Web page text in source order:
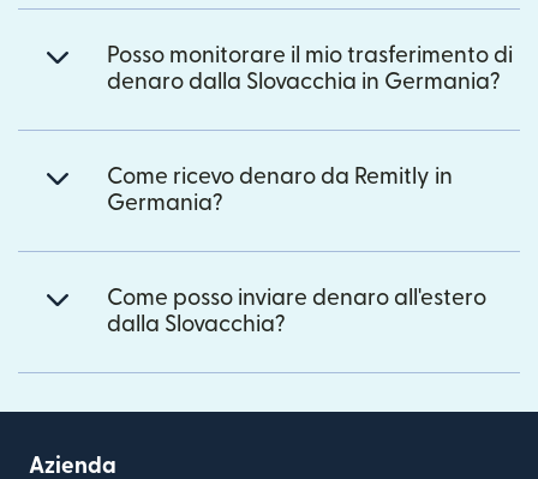
Posso monitorare il mio trasferimento di
denaro dalla Slovacchia in Germania?
Come ricevo denaro da Remitly in
Germania?
Come posso inviare denaro all'estero
dalla Slovacchia?
Azienda